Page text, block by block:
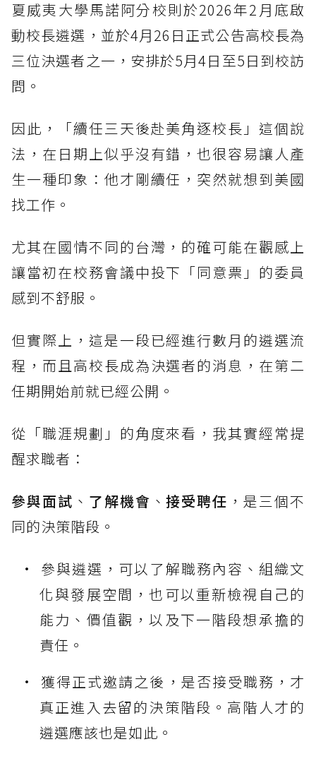
夏威夷大學馬諾阿分校則於2026年2月底啟
動校長遴選，並於4月26日正式公告高校長為
三位決選者之一，安排於5月4日至5日到校訪
問。
因此，「續任三天後赴美角逐校長」這個說
法，在日期上似乎沒有錯，也很容易讓人產
生一種印象：他才剛續任，突然就想到美國
找工作。
尤其在國情不同的台灣，的確可能在觀感上
讓當初在校務會議中投下「同意票」的委員
感到不舒服。
但實際上，這是一段已經進行數月的遴選流
程，而且高校長成為決選者的消息，在第二
任期開始前就已經公開。
從「職涯規劃」的角度來看，我其實經常提
醒求職者：
參與面試 、 了解機會 、接受聘任 ，是三個不
同的決策階段。
參與遴選，可以了解職務內容、組織文
化與發展空間，也可以重新檢視自己的
能力、價值觀，以及下一階段想承擔的
責任。
獲得正式邀請之後，是否接受職務，才
真正進入去留的決策階段。高階人才的
遴選應該也是如此。